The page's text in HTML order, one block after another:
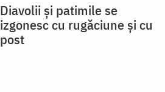
Diavolii și patimile se
izgonesc cu rugăciune și cu
post